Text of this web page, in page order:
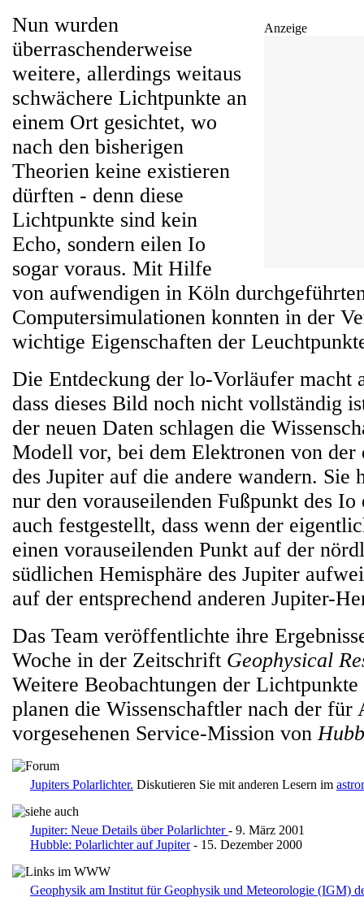
Anzeige
Nun wurden
überraschenderweise
weitere, allerdings weitaus
schwächere Lichtpunkte an
einem Ort gesichtet, wo
nach den bisherigen
Theorien keine existieren
dürften - denn diese
Lichtpunkte sind kein
Echo, sondern eilen Io
sogar voraus. Mit Hilfe
von aufwendigen in Köln
Computersimulationen konnten in der
wichtige Eigenschaften der
Die Entdeckung der lo-Vorläufer macht
dass dieses Bild noch nicht vollständig
der neuen Daten schlagen die
Modell vor, bei dem Elektronen von der
des Jupiter auf die andere wandern. Sie
nur den vorauseilenden Fußpunkt des Io
auch festgestellt, dass wenn der
einen vorauseilenden Punkt auf der
südlichen Hemisphäre des Jupiter
auf der entsprechend anderen Jupiter-
Das Team veröffentlichte ihre
Woche in der Zeitschrift Geophysical
Weitere Beobachtungen der
planen die Wissenschaftler nach der für
vorgesehenen Service-Mission von
Jupiters Polarlichter. Diskutieren Sie mit anderen Lesern im
Jupiter: Neue Details über Polarlichter- 9. März 2001
Hubble: Polarlichter auf Jupiter- 15. Dezember 2000
Geophysik am Institut für Geophysik und Meteorologie (IGM)